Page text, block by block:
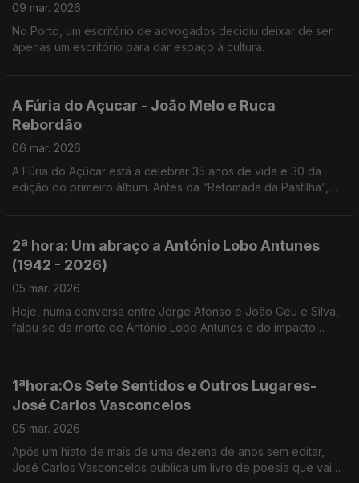
09 mar. 2026
No Porto, um escritório de advogados decidiu deixar de ser
apenas um escritório para dar espaço à cultura.
A Fúria do Açucar - João Melo e Ruca
Rebordão
06 mar. 2026
A Fúria do Açúcar está a celebrar 35 anos de vida e 30 da
edição do primeiro álbum. Antes da “Retomada da Pastilha”,
2ª hora: Um abraço a António Lobo Antunes
(1942 - 2026)
05 mar. 2026
Hoje, numa conversa entre Jorge Afonso e João Céu e Silva,
falou-se da morte de António Lobo Antunes e do impacto
1ªhora:Os Sete Sentidos e Outros Lugares-
José Carlos Vasconcelos
05 mar. 2026
Após um hiato de mais de uma dezena de anos sem editar,
José Carlos Vasconcelos publica um livro de poesia que vai